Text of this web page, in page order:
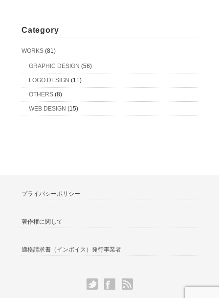
Category
WORKS (81)
GRAPHIC DESIGN (56)
LOGO DESIGN (11)
OTHERS (8)
WEB DESIGN (15)
プライバシーポリシー
著作権に関して
適格請求書（インボイス）発⾏事業者